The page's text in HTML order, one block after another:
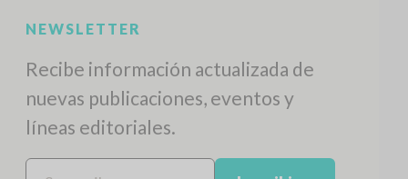
NEWSLETTER
Recibe información actualizada de